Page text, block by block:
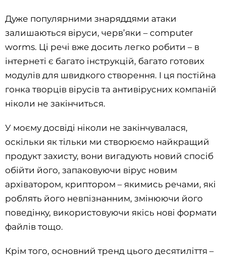
Дуже популярними знаряддями атаки
залишаються віруси, черв’яки – computer
worms. Ці речі вже досить легко робити – в
інтернеті є багато інструкцій, багато готових
модулів для швидкого створення. І ця постійна
гонка творців вірусів та антивірусних компаній
ніколи не закінчиться.
У моєму досвіді ніколи не закінчувалася,
оскільки як тільки ми створюємо найкращий
продукт захисту, вони вигадують новий спосіб
обійти його, запаковуючи вірус новим
архіватором, криптором – якимись речами, які
роблять його невпізнанним, змінюючи його
поведінку, використовуючи якісь нові формати
файлів тощо.
Крім того, основний тренд цього десятиліття –